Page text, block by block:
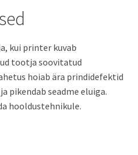
kui printer kuvab
tootja soovitatud
hoiab ära prindidefektid
pikendab seadme eluiga.
hooldustehnikule.